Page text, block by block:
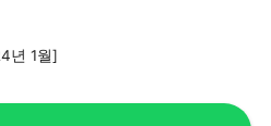
년 1월]